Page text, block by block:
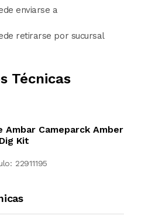
enviarse a
números)
retirarse por sucursal
Técnicas
Ambar Cameparck Amber
Dig Kit
22911195